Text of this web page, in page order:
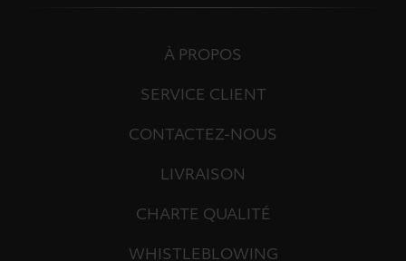
À PROPOS
SERVICE CLIENT
CONTACTEZ-NOUS
LIVRAISON
CHARTE QUALITÉ
WHISTLEBLOWING